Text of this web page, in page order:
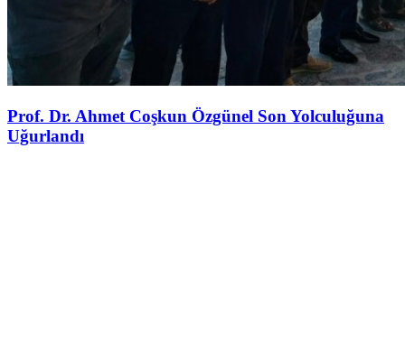
Prof. Dr. Ahmet Coşkun Özgünel Son Yolculuğuna
Uğurlandı